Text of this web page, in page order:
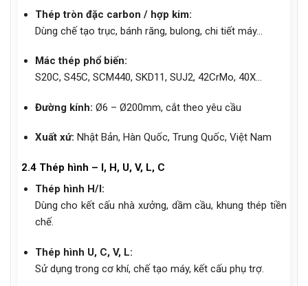
Thép tròn đặc carbon / hợp kim:
Dùng chế tạo trục, bánh răng, bulong, chi tiết máy…
Mác thép phổ biến:
S20C, S45C, SCM440, SKD11, SUJ2, 42CrMo, 40X…
Đường kính: Ø6 – Ø200mm, cắt theo yêu cầu
Xuất xứ: Nhật Bản, Hàn Quốc, Trung Quốc, Việt Nam
2.4 Thép hình – I, H, U, V, L, C
Thép hình H/I:
Dùng cho kết cấu nhà xưởng, dầm cầu, khung thép tiền
chế.
Thép hình U, C, V, L:
Sử dụng trong cơ khí, chế tạo máy, kết cấu phụ trợ.